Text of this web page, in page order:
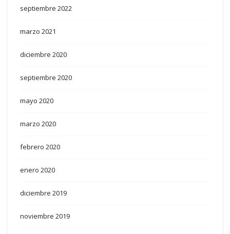
septiembre 2022
marzo 2021
diciembre 2020
septiembre 2020
mayo 2020
marzo 2020
febrero 2020
enero 2020
diciembre 2019
noviembre 2019